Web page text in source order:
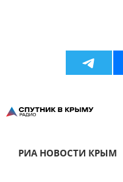
РИА НОВОСТИ КРЫМ